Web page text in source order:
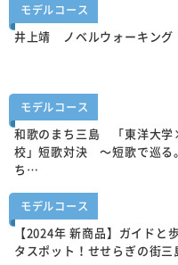
モデルコース
井上靖 ノベルウォーキン
モデルコース
和歌のまち三島 「東洋大学
校」短歌対決 ～短歌で巡る
ち…
モデルコース
【2024年 新商品】ガイドと
タスポット！せせらぎの街